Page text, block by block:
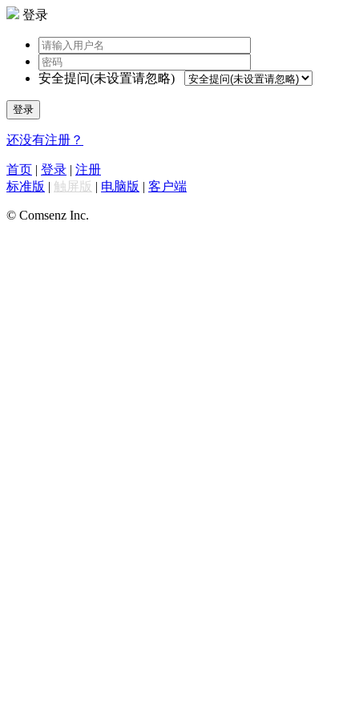
登录
安全提问(未设置请忽略)
登录
还没有注册？
首页 | 登录 | 注册
标准版 | 触屏版 | 电脑版 | 客户端
© Comsenz Inc.